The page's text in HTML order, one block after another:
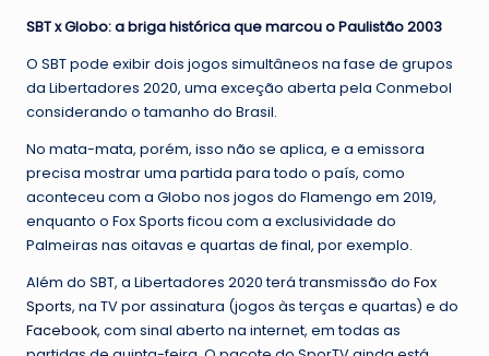
SBT x Globo: a briga histórica que marcou o Paulistão 2003
O SBT pode exibir dois jogos simultâneos na fase de grupos
da Libertadores 2020, uma exceção aberta pela Conmebol
considerando o tamanho do Brasil.
No mata-mata, porém, isso não se aplica, e a emissora
precisa mostrar uma partida para todo o país, como
aconteceu com a Globo nos jogos do Flamengo em 2019,
enquanto o Fox Sports ficou com a exclusividade do
Palmeiras nas oitavas e quartas de final, por exemplo.
Além do SBT, a Libertadores 2020 terá transmissão do Fox
Sports, na TV por assinatura (jogos às terças e quartas) e do
Facebook, com sinal aberto na internet, em todas as